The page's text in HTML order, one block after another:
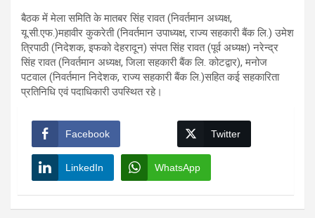
बैठक में मेला समिति के मातबर सिंह रावत (निवर्तमान अध्यक्ष,
यू.सी.एफ.)महावीर कुकरेती (निवर्तमान उपाध्यक्ष, राज्य सहकारी बैंक लि.) उमेश
त्रिपाठी (निदेशक, इफको देहरादून) संपत सिंह रावत (पूर्व अध्यक्ष) नरेन्द्र
सिंह रावत (निवर्तमान अध्यक्ष, जिला सहकारी बैंक लि. कोटद्वार), मनोज
पटवाल (निवर्तमान निदेशक, राज्य सहकारी बैंक लि.)सहित कई सहकारिता
प्रतिनिधि एवं पदाधिकारी उपस्थित रहे।
Facebook Twitter
LinkedIn WhatsApp